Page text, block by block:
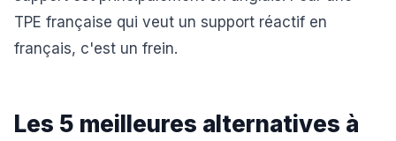
TPE française qui veut un support réactif en
français, c'est un frein.
Les 5 meilleures alternatives à